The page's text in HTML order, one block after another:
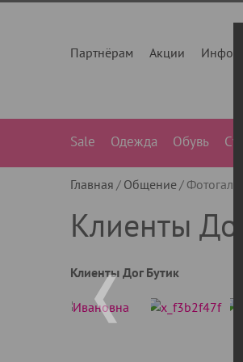
Партнёрам Акции Инфо
Sale Одежда Обувь
Главная Общение
Клиенты Дог
Клиенты Дог Бутик